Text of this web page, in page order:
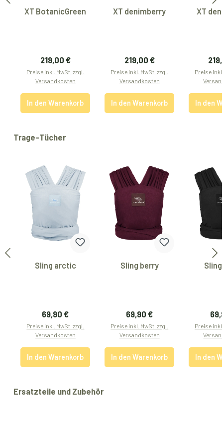
XT BotanicGreen
Regulärer Preis:
219,00 €
Preise inkl. MwSt. zzgl.
Versandkosten
In den Warenkorb
XT denimberry
Regulärer Preis:
219,00 €
Preise inkl. MwSt. zzgl.
Versandkosten
In den Warenkorb
XT
Preise
In den
Produktgalerie überspringen
Trage-Tücher
Sling arctic
Regulärer Preis:
69,90 €
Preise inkl. MwSt. zzgl.
Versandkosten
In den Warenkorb
Sling berry
Regulärer Preis:
69,90 €
Preise inkl. MwSt. zzgl.
Versandkosten
In den Warenkorb
Preise
In den
Produktgalerie überspringen
Ersatzteile und Zubehör